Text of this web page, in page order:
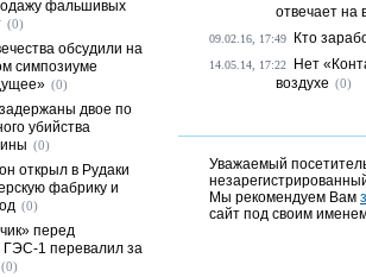
отвечает
09.02.16, 17:49 Кто
14.05.14, 17:22
Нет
воздухе (0)
Уважаемый
Мы рекомендуем Вам
сайт под своим
фальшивых
(0)
обсудили на
симпозиуме
(0)
двое по
убийства
(0)
открыл в Рудаки
фабрику и
(0)
перед
ГЭС-1 перевалил за
(0)